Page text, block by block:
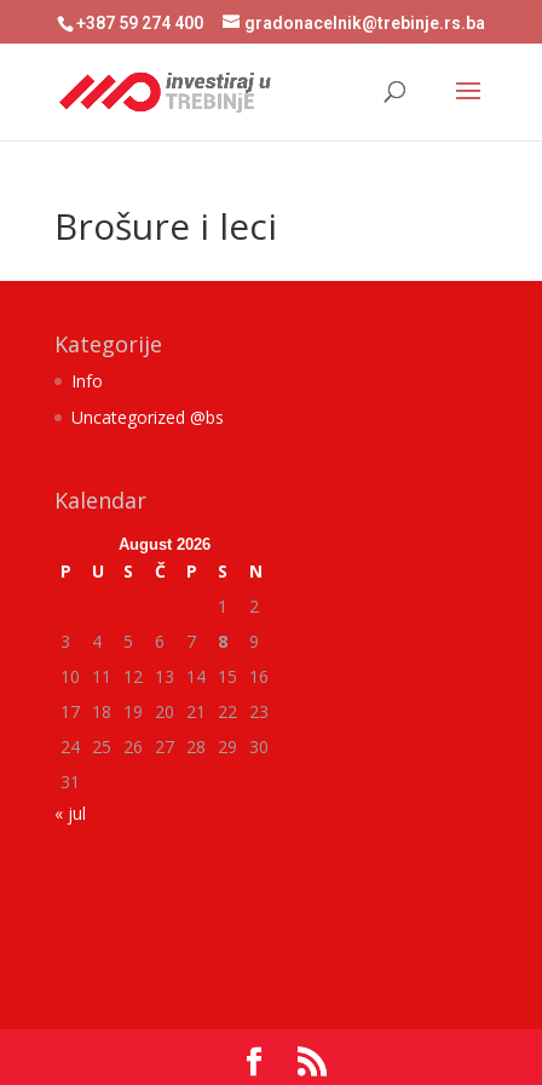
+387 59 274 400 gradonacelnik@trebinje.rs.ba
Brošure i leci
Kategorije
Info
Uncategorized @bs
Kalendar
August 2026
P U S Č P S
N
1
2
3
4 5 6 7 8
9
10
11 12 13 14 15
16
17 18 19 20 21 22 23
24 25 26 27 28 29
30
31
« jul